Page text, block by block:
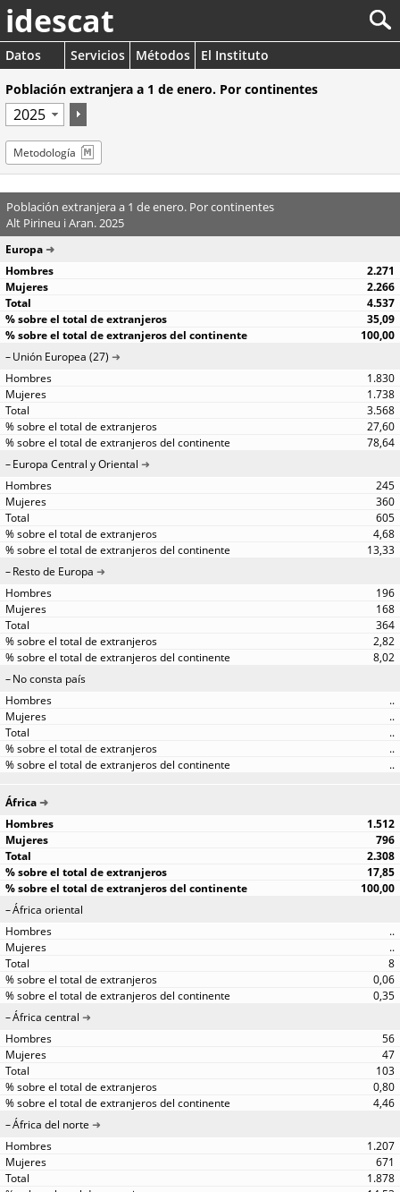
idescat
Datos Servicios Métodos
El Instituto
Población extranjera a 1 de enero. Por continentes
Metodología
Población extranjera a 1 de enero. Por continentes
Alt Pirineu i Aran. 2025
Europa
2.271
2.266
4.537
35,09
100,00
Unión Europea (27)
1.830
1.738
3.568
27,60
78,64
Europa Central y Oriental
245
360
605
4,68
13,33
Resto de Europa
196
168
364
2,82
8,02
No consta país
..
..
..
..
..
África
1.512
796
2.308
17,85
100,00
África oriental
..
..
8
0,06
0,35
África central
56
47
103
0,80
4,46
África del norte
1.207
671
1.878